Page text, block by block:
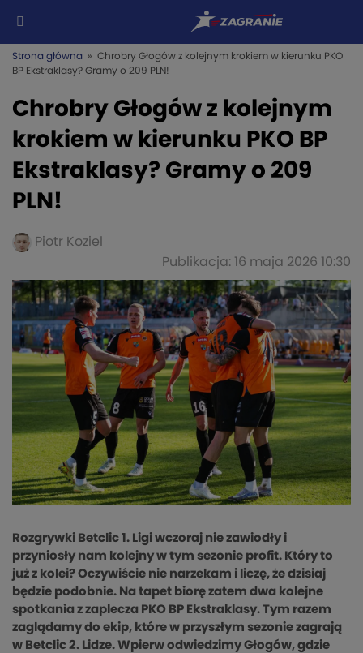
Strona główna » Chrobry Głogów z kolejnym krokiem w kierunku PKO
BP Ekstraklasy? Gramy o 209 PLN!
Chrobry Głogów z kolejnym
krokiem w kierunku PKO BP
Ekstraklasy? Gramy o 209
PLN!
Piotr Koziel
Publikacja: 16 maja 2026 10:30
Rozgrywki Betclic 1. Ligi wczoraj nie zawiodły i
przyniosły nam kolejny w tym sezonie profit. Który to
już z kolei? Oczywiście nie narzekam i liczę, że dzisiaj
będzie podobnie. Na tapet biorę zatem dwa kolejne
spotkania z zaplecza PKO BP Ekstraklasy. Tym razem
zaglądamy do ekip, które w przyszłym sezonie zagrają
w Betclic 2. Lidze. Wpierw odwiedzimy Głogów, gdzie